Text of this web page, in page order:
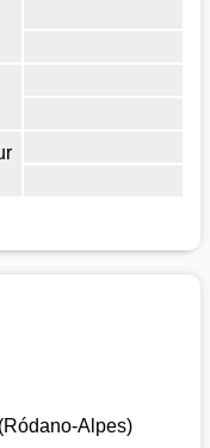
Alpes)